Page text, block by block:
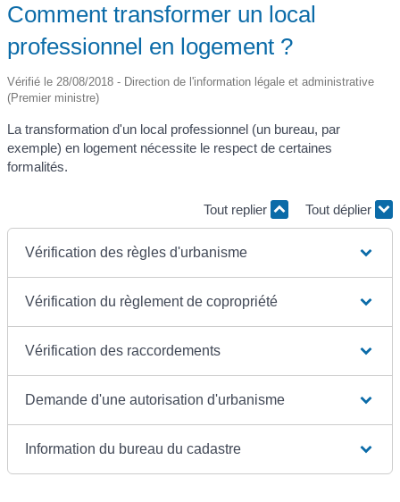
Comment transformer un local
professionnel en logement ?
Vérifié le 28/08/2018 - Direction de l'information légale et administrative
(Premier ministre)
La transformation d'un local professionnel (un bureau, par
exemple) en logement nécessite le respect de certaines
formalités.
Tout replier Tout déplier
Vérification des règles d'urbanisme
Vérification du règlement de copropriété
Vérification des raccordements
Demande d'une autorisation d'urbanisme
Information du bureau du cadastre